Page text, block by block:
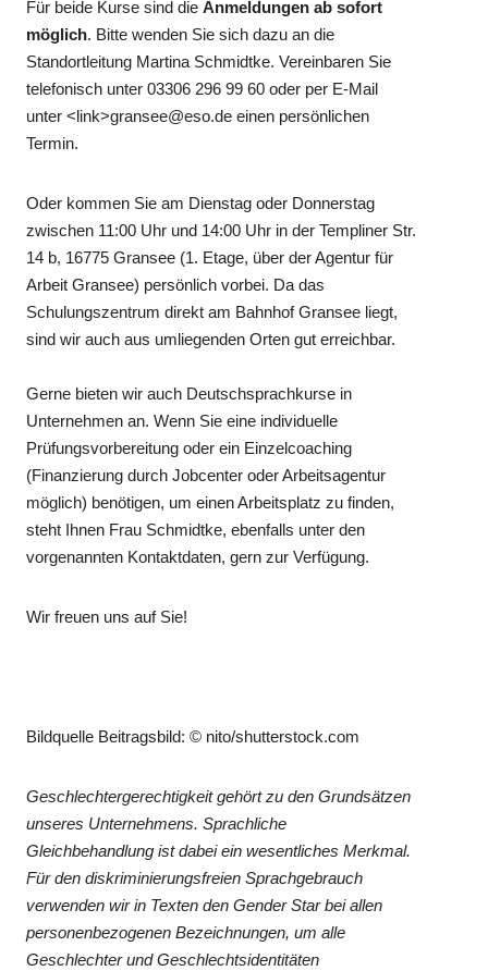
Für beide Kurse sind dieAnmeldungen ab sofort
möglich. Bitte wenden Sie sich dazu an die
Standortleitung Martina Schmidtke. Vereinbaren Sie
telefonisch unter 03306 296 99 60 oder per E-Mail
unter <link>gransee@eso.de einen persönlichen
Termin.
Oder kommen Sie am Dienstag oder Donnerstag
zwischen 11:00 Uhr und 14:00 Uhr in der Templiner Str.
14 b, 16775 Gransee (1. Etage, über der Agentur für
Arbeit Gransee) persönlich vorbei. Da das
Schulungszentrum direkt am Bahnhof Gransee liegt,
sind wir auch aus umliegenden Orten gut erreichbar.
Gerne bieten wir auch Deutschsprachkurse in
Unternehmen an. Wenn Sie eine individuelle
Prüfungsvorbereitung oder ein Einzelcoaching
(Finanzierung durch Jobcenter oder Arbeitsagentur
möglich) benötigen, um einen Arbeitsplatz zu finden,
steht Ihnen Frau Schmidtke, ebenfalls unter den
vorgenannten Kontaktdaten, gern zur Verfügung.
Wir freuen uns auf Sie!
Bildquelle Beitragsbild: © nito/shutterstock.com
Geschlechtergerechtigkeit gehört zu den Grundsätzen
unseres Unternehmens. Sprachliche
Gleichbehandlung ist dabei ein wesentliches Merkmal.
Für den diskriminierungsfreien Sprachgebrauch
verwenden wir in Texten den Gender Star bei allen
personenbezogenen Bezeichnungen, um alle
Geschlechter und Geschlechtsidentitäten